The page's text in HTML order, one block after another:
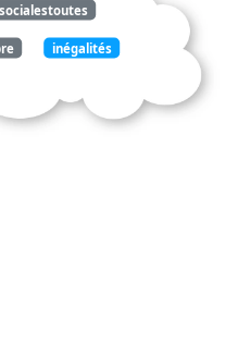
socialestoutes
inégalités